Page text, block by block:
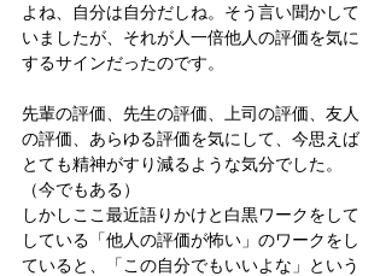
よね、自分は自分だしね。そう言い聞かして
いましたが、それが人一倍他人の評価を気に
するサインだったのです。
先輩の評価、先生の評価、上司の評価、友人
の評価、あらゆる評価を気にして、今思えば
とても精神がすり減るような気分でした。
（今でもある）
しかしここ最近語りかけと白黒ワークをして
している「他人の評価が怖い」のワークをし
ていると、「この自分でもいいよな」という